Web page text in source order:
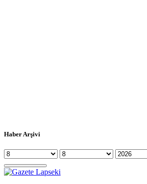
Haber Arşivi